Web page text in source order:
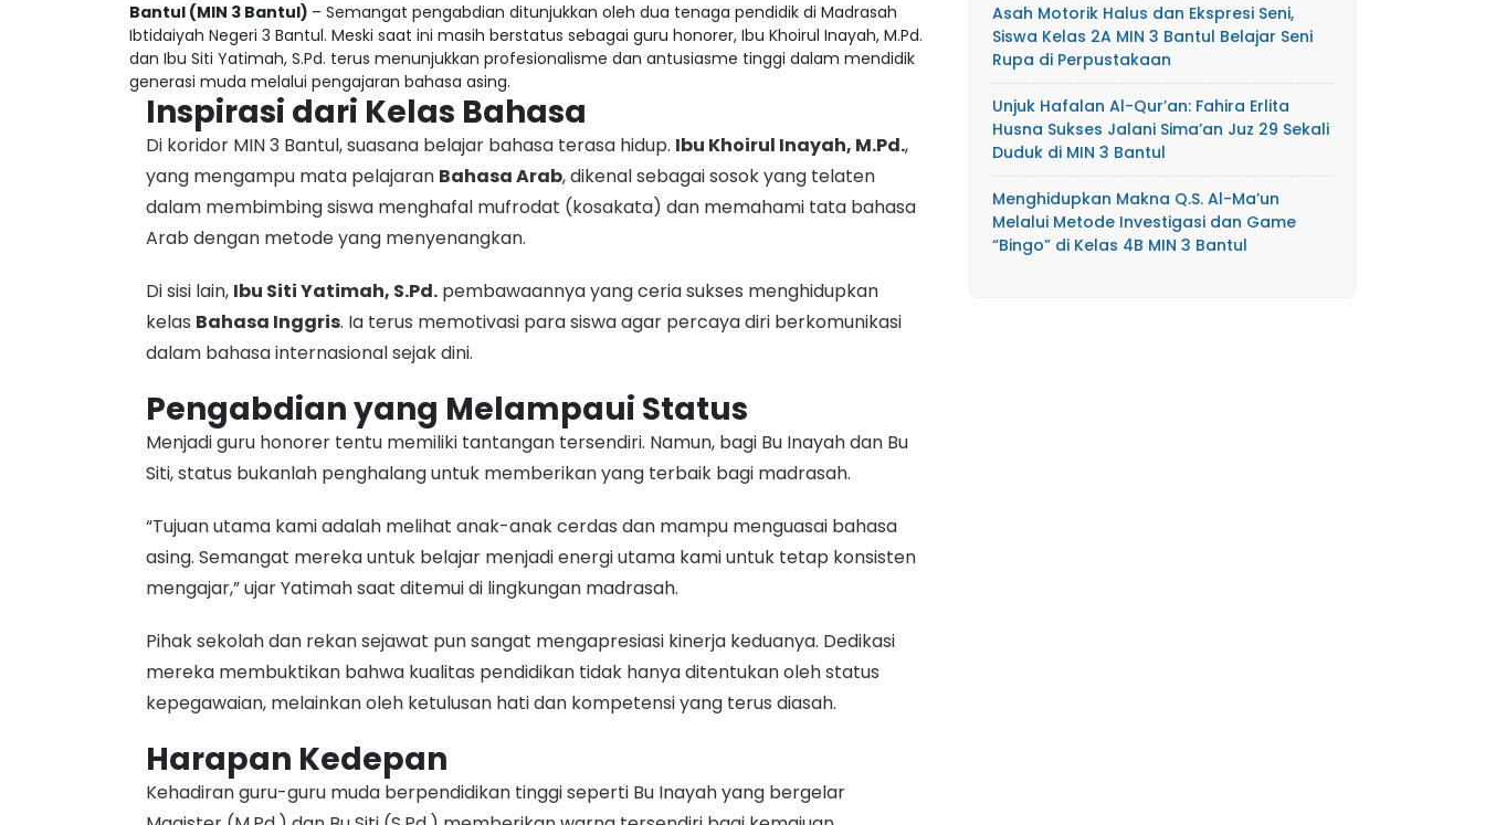
Bantul (MIN 3 Bantul) – Semangat pengabdian ditunjukkan oleh dua tenaga pendidik di Madrasah
Ibtidaiyah Negeri 3 Bantul. Meski saat ini masih berstatus sebagai guru honorer, Ibu Khoirul Inayah, M.Pd.
dan Ibu Siti Yatimah, S.Pd. terus menunjukkan profesionalisme dan antusiasme tinggi dalam mendidik
generasi muda melalui pengajaran bahasa asing.
Inspirasi dari Kelas Bahasa
Di koridor MIN 3 Bantul, suasana belajar bahasa terasa hidup. Ibu Khoirul Inayah, M.Pd.,
yang mengampu mata pelajaran Bahasa Arab, dikenal sebagai sosok yang telaten
dalam membimbing siswa menghafal mufrodat (kosakata) dan memahami tata bahasa
Arab dengan metode yang menyenangkan.
Di sisi lain, Ibu Siti Yatimah, S.Pd. pembawaannya yang ceria sukses menghidupkan
kelas Bahasa Inggris. Ia terus memotivasi para siswa agar percaya diri berkomunikasi
dalam bahasa internasional sejak dini.
Pengabdian yang Melampaui Status
Menjadi guru honorer tentu memiliki tantangan tersendiri. Namun, bagi Bu Inayah dan Bu
Siti, status bukanlah penghalang untuk memberikan yang terbaik bagi madrasah.
“Tujuan utama kami adalah melihat anak-anak cerdas dan mampu menguasai bahasa
asing. Semangat mereka untuk belajar menjadi energi utama kami untuk tetap konsisten
mengajar,” ujar Yatimah saat ditemui di lingkungan madrasah.
Pihak sekolah dan rekan sejawat pun sangat mengapresiasi kinerja keduanya. Dedikasi
mereka membuktikan bahwa kualitas pendidikan tidak hanya ditentukan oleh status
kepegawaian, melainkan oleh ketulusan hati dan kompetensi yang terus diasah.
Harapan Kedepan
Kehadiran guru-guru muda berpendidikan tinggi seperti Bu Inayah yang bergelar
Asah Motorik Halus dan Ekspresi Seni,
Siswa Kelas 2A MIN 3 Bantul Belajar Seni
Rupa di Perpustakaan
Unjuk Hafalan Al-Qur’an: Fahira Erlita
Husna Sukses Jalani Sima’an Juz 29 Sekali
Duduk di MIN 3 Bantul
Menghidupkan Makna Q.S. Al-Ma’un
Melalui Metode Investigasi dan Game
“Bingo” di Kelas 4B MIN 3 Bantul